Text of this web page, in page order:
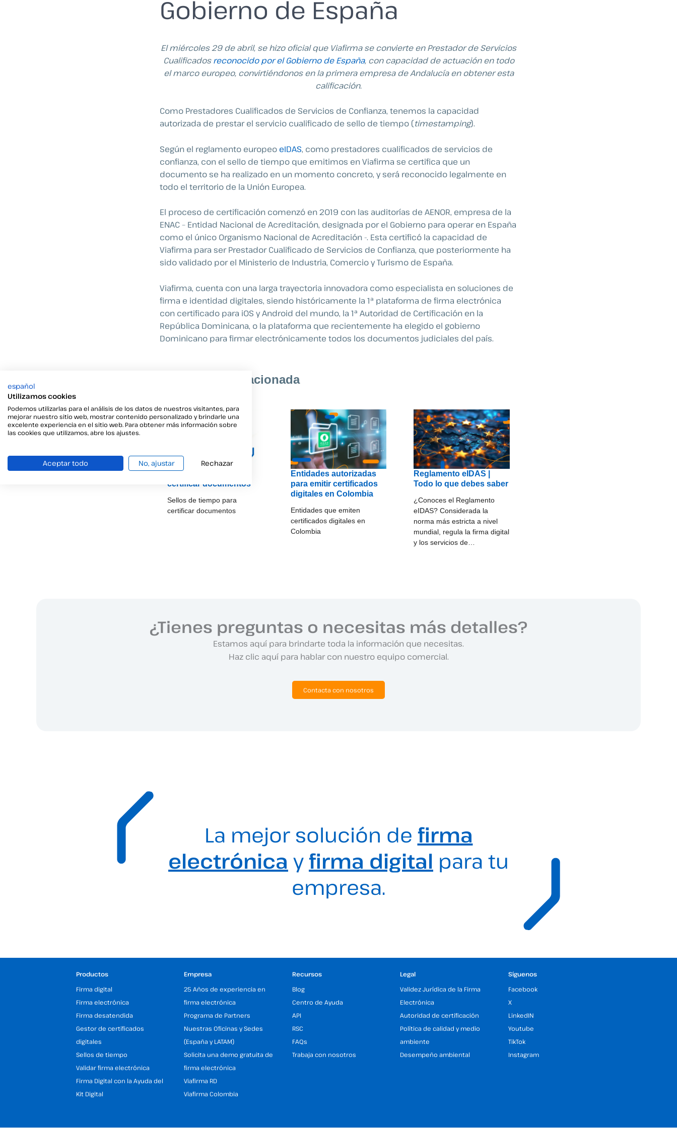
Gobierno de España
El miércoles 29 de abril, se hizo oficial que Viafirma se convierte en Prestador de Servicios
Cualificadosreconocido por el Gobierno de España, con capacidad de actuación en todo
el marco europeo, convirtiéndonos en la primera empresa de Andalucía en obtener esta
calificación.
Como Prestadores Cualificados de Servicios de Confianza, tenemos la capacidad
autorizada de prestar el servicio cualificado de sello de tiempo (timestamping).
Según el reglamento europeo eIDAS, como prestadores cualificados de servicios de
confianza, con el sello de tiempo que emitimos en Viafirma se certifica que un
documento se ha realizado en un momento concreto, y será reconocido legalmente en
todo el territorio de la Unión Europea.
El proceso de certificación comenzó en 2019 con las auditorías de AENOR, empresa de la
ENAC – Entidad Nacional de Acreditación, designada por el Gobierno para operar en España
como el único Organismo Nacional de Acreditación -. Esta certificó la capacidad de
Viafirma para ser Prestador Cualificado de Servicios de Confianza, que posteriormente ha
sido validado por el Ministerio de Industria, Comercio y Turismo de España.
Viafirma, cuenta con una larga trayectoria innovadora como especialista en soluciones de
firma e identidad digitales, siendo históricamente la 1ª plataforma de firma electrónica
con certificado para iOS y Android del mundo, la 1ª Autoridad de Certificación en la
República Dominicana, o la plataforma que recientemente ha elegido el gobierno
Dominicano para firmar electrónicamente todos los documentos judiciales del país.
Información relacionada
Sellos de tiempo para
certificar documentos
Sellos de tiempo para
certificar documentos
Entidades autorizadas
para emitir certificados
digitales en Colombia
Entidades que emiten
certificados digitales en
Colombia
Reglamento eIDAS |
Todo lo que debes saber
¿Conoces el Reglamento
eIDAS? Considerada la
norma más estricta a nivel
mundial, regula la firma digital
y los servicios de…
¿Tienes preguntas o necesitas más detalles?
Estamos aquí para brindarte toda la información que necesitas.
Haz clic aquí para hablar con nuestro equipo comercial.
Contacta con nosotros
La mejor solución de firma
electrónica yfirma digital para tu
empresa.
Productos
Firma digital
Firma electrónica
Firma desatendida
Gestor de certificados
digitales
Sellos de tiempo
Validar firma electrónica
Firma Digital con la Ayuda del
Kit Digital
Empresa
25 Años de experiencia en
firma electrónica
Programa de Partners
Nuestras Oficinas y Sedes
(España y LATAM)
Solicita una demo gratuita de
firma electrónica
Viafirma RD
Viafirma Colombia
Recursos
Blog
Centro de Ayuda
API
RSC
FAQs
Trabaja con nosotros
Legal
Validez Jurídica de la Firma
Electrónica
Autoridad de certificación
Política de calidad y medio
ambiente
Desempeño ambiental
Síguenos
Facebook
X
LinkedIN
Youtube
TikTok
Instagram
español
Utilizamos cookies
Podemos utilizarlas para el análisis de los datos de nuestros visitantes, para
mejorar nuestro sitio web, mostrar contenido personalizado y brindarle una
excelente experiencia en el sitio web. Para obtener más información sobre
las cookies que utilizamos, abre los ajustes.
Aceptar todo No, ajustar Rechazar